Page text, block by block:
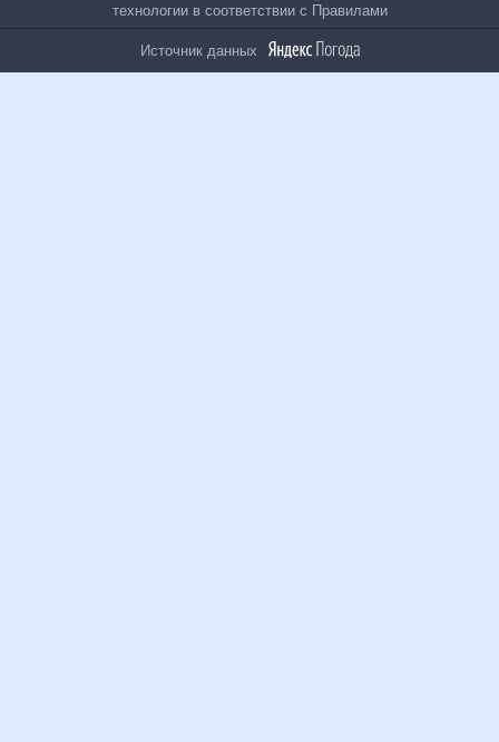
На информационном ресурсе применяются
рекомендательные технологии в соответствии сПравилами
Источник данных